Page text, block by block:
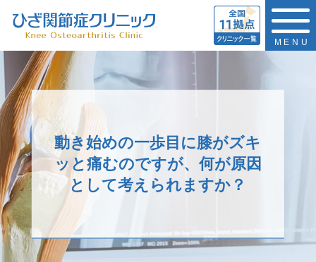
MENU
動き始めの一歩目に膝がズキ
ッと痛むのですが、何が原因
として考えられますか？